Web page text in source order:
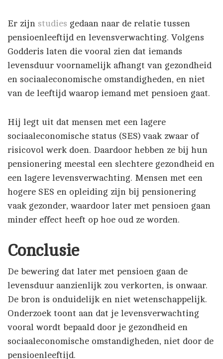
Er zijn studies gedaan naar de relatie tussen
pensioenleeftijd en levensverwachting. Volgens
Godderis laten die vooral zien dat iemands
levensduur voornamelijk afhangt van gezondheid
en sociaaleconomische omstandigheden, en niet
van de leeftijd waarop iemand met pensioen gaat.
Hij legt uit dat mensen met een lagere
sociaaleconomische status (SES) vaak zwaar of
risicovol werk doen. Daardoor hebben ze bij hun
pensionering meestal een slechtere gezondheid en
een lagere levensverwachting. Mensen met een
hogere SES en opleiding zijn bij pensionering
vaak gezonder, waardoor later met pensioen gaan
minder effect heeft op hoe oud ze worden.
Conclusie
De bewering dat later met pensioen gaan de
levensduur aanzienlijk zou verkorten, is onwaar.
De bron is onduidelijk en niet wetenschappelijk.
Onderzoek toont aan dat je levensverwachting
vooral wordt bepaald door je gezondheid en
sociaaleconomische omstandigheden, niet door de
pensioenleeftijd.